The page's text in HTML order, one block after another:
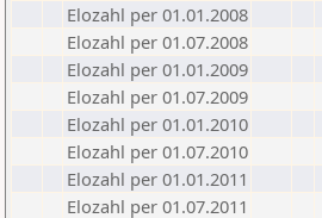
Elozahl per 01.01.2008
Elozahl per 01.07.2008
Elozahl per 01.01.2009
Elozahl per 01.07.2009
Elozahl per 01.01.2010
Elozahl per 01.07.2010
Elozahl per 01.01.2011
Elozahl per 01.07.2011